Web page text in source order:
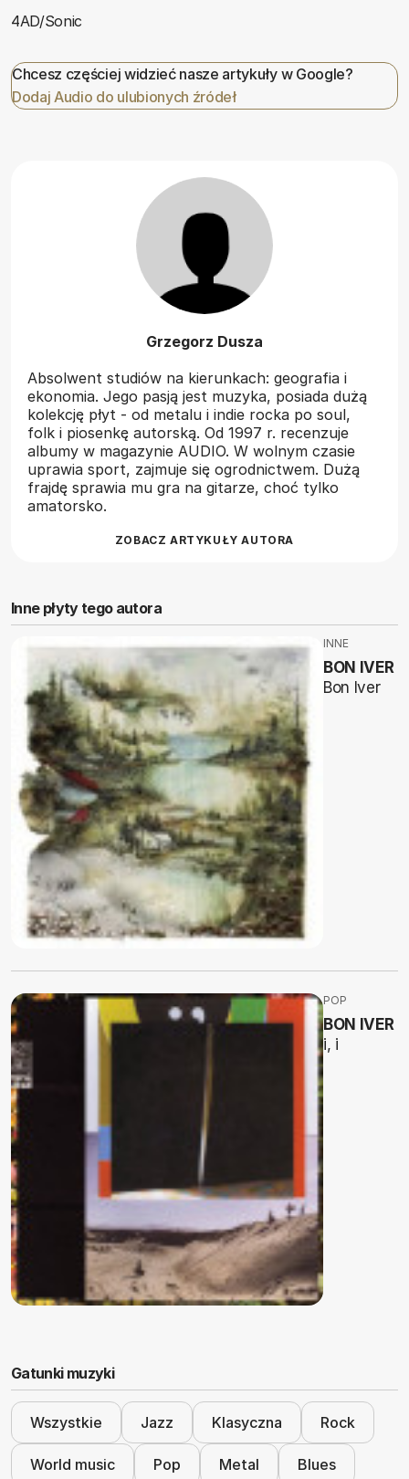
4AD/Sonic
Chcesz częściej widzieć nasze artykuły w Google?
Dodaj Audio do ulubionych źródeł
Grzegorz Dusza
Absolwent studiów na kierunkach: geografia i
ekonomia. Jego pasją jest muzyka, posiada dużą
kolekcję płyt - od metalu i indie rocka po soul,
folk i piosenkę autorską. Od 1997 r. recenzuje
albumy w magazynie AUDIO. W wolnym czasie
uprawia sport, zajmuje się ogrodnictwem. Dużą
frajdę sprawia mu gra na gitarze, choć tylko
amatorsko.
ZOBACZ ARTYKUŁY AUTORA
Inne płyty tego autora
INNE
BON IVER
Bon Iver
POP
BON IVER
i, i
Gatunki muzyki
Wszystkie Jazz Klasyczna Rock
World music Pop Metal Blues